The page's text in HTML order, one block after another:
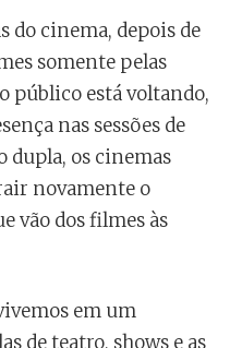
do cinema, depois de
somente pelas
público está voltando,
nas sessões de
dupla, os cinemas
novamente o
vão dos filmes às
em um
de teatro, shows e as